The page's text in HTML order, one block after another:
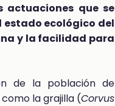
actuaciones que se
estado ecológico del
y la facilidad para
de la población de
la grajilla (Corvus